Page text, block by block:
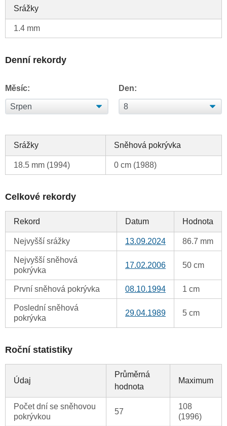
Srážky
1.4 mm
Denní rekordy
Měsíc: Den:
Srážky Sněhová pokrývka
18.5 mm (1994) 0 cm (1988)
Celkové rekordy
Rekord Datum Hodnota
Nejvyšší srážky 13.09.2024 86.7 mm
Nejvyšší sněhová
pokrývka
17.02.2006 50 cm
První sněhová pokrývka 08.10.1994 1 cm
Poslední sněhová
pokrývka
29.04.1989 5 cm
Roční statistiky
Údaj
Průměrná
hodnota
Maximum
Počet dní se sněhovou
pokrývkou
57
108
(1996)